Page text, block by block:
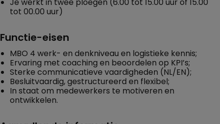
tot 00.00 uur)
Functie-eisen
MBO 4 werk- en denkniveau en logistieke kennis;
Ervaring met coaching en beoordelen op KPI’s;
Sterke communicatieve vaardigheden (NL/EN);
Besluitvaardig, gestructureerd en flexibel;
In staat om medewerkers te motiveren en
ontwikkelen.